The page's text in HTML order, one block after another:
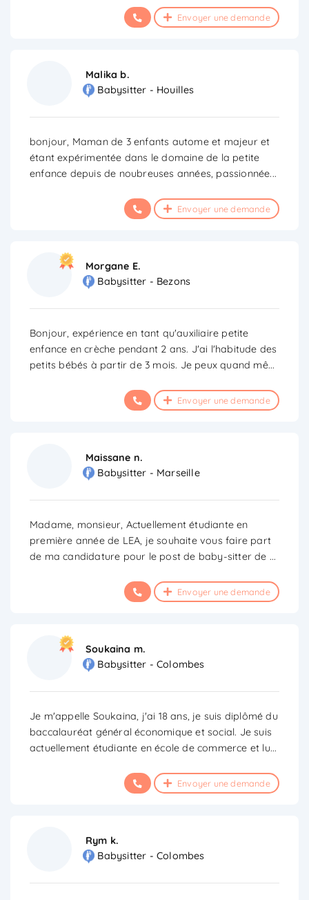
Envoyer une demande
Malika b.
Babysitter - Houilles
bonjour, Maman de 3 enfants autome et majeur et
étant expérimentée dans le domaine de la petite
enfance depuis de noubreuses années, passionnée...
Envoyer une demande
Morgane E.
Babysitter - Bezons
Bonjour, expérience en tant qu'auxiliaire petite
enfance en crèche pendant 2 ans. J'ai l'habitude des
petits bébés à partir de 3 mois. Je peux quand mê...
Envoyer une demande
Maissane n.
Babysitter - Marseille
Madame, monsieur, Actuellement étudiante en
première année de LEA, je souhaite vous faire part
de ma candidature pour le post de baby-sitter de ...
Envoyer une demande
Soukaina m.
Babysitter - Colombes
Je m'appelle Soukaina, j'ai 18 ans, je suis diplômé du
baccalauréat général économique et social. Je suis
actuellement étudiante en école de commerce et lu...
Envoyer une demande
Rym k.
Babysitter - Colombes